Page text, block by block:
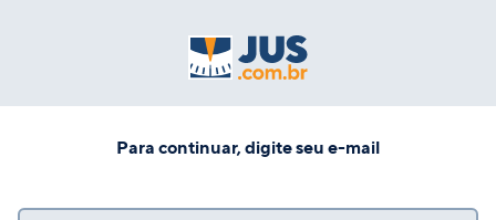
Para continuar, digite seu e-mail